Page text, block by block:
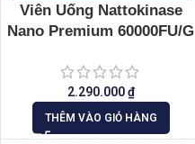
Viên Uống Nattokinase
Nano Premium 60000FU/G
2.290.000₫
THÊM VÀO GIỎ HÀNG